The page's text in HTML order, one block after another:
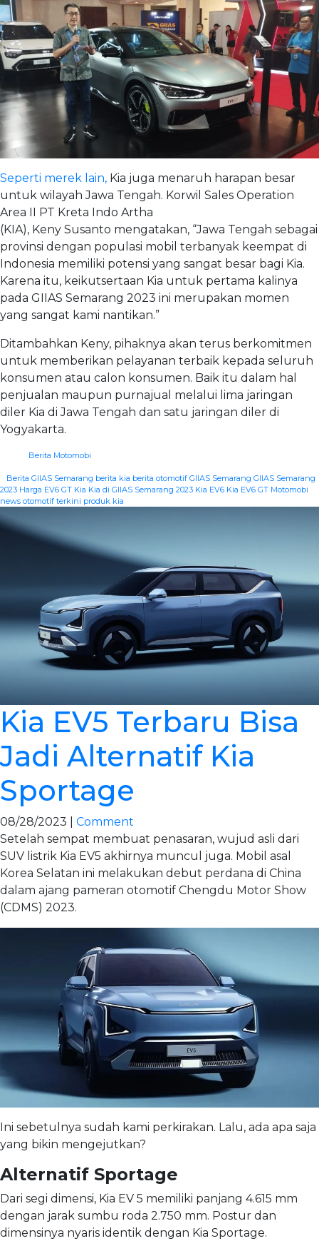
Seperti merek lain, Kia juga menaruh harapan besar
untuk wilayah Jawa Tengah. Korwil Sales Operation
Area II PT Kreta Indo Artha
(KIA), Keny Susanto mengatakan, “Jawa Tengah sebagai
provinsi dengan populasi mobil terbanyak keempat di
Indonesia memiliki potensi yang sangat besar bagi Kia.
Karena itu, keikutsertaan Kia untuk pertama kalinya
pada GIIAS Semarang 2023 ini merupakan momen
yang sangat kami nantikan.”
Ditambahkan Keny, pihaknya akan terus berkomitmen
untuk memberikan pelayanan terbaik kepada seluruh
konsumen atau calon konsumen. Baik itu dalam hal
penjualan maupun purnajual melalui lima jaringan
diler Kia di Jawa Tengah dan satu jaringan diler di
Yogyakarta.
Berita Motomobi
Berita GIIAS Semarang berita kia berita otomotif GIIAS Semarang GIIAS Semarang
2023 Harga EV6 GT Kia Kia di GIIAS Semarang 2023 Kia EV6 Kia EV6 GT Motomobi
news otomotif terkini produk kia
Kia EV5 Terbaru Bisa
Jadi Alternatif Kia
Sportage
08/28/2023 | Comment
Setelah sempat membuat penasaran, wujud asli dari
SUV listrik Kia EV5 akhirnya muncul juga. Mobil asal
Korea Selatan ini melakukan debut perdana di China
dalam ajang pameran otomotif Chengdu Motor Show
(CDMS) 2023.
Ini sebetulnya sudah kami perkirakan. Lalu, ada apa saja
yang bikin mengejutkan?
Alternatif Sportage
Dari segi dimensi, Kia EV 5 memiliki panjang 4.615 mm
dengan jarak sumbu roda 2.750 mm. Postur dan
dimensinya nyaris identik dengan Kia Sportage.